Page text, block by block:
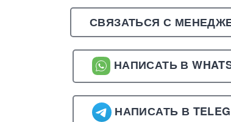
СВЯЗАТЬСЯ С
НАПИСАТЬ В
НАПИСАТЬ В